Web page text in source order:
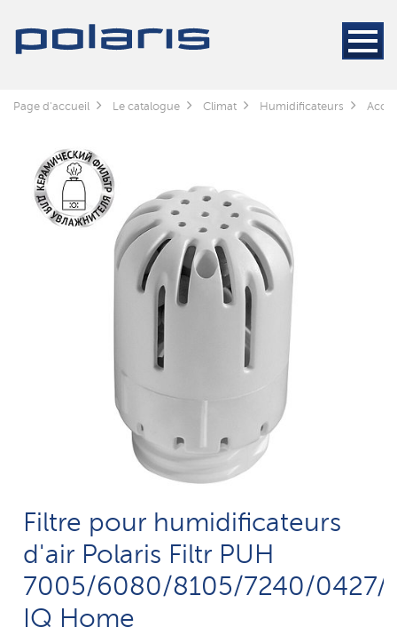
Page d'accueil Le catalogue Climat Humidificateurs
Filtre pour humidificateurs
d'air Polaris Filtr PUH
7005/6080/8105/7240/0427/
IQ Home